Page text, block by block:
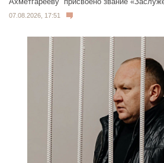
07.08.2026, 17:51